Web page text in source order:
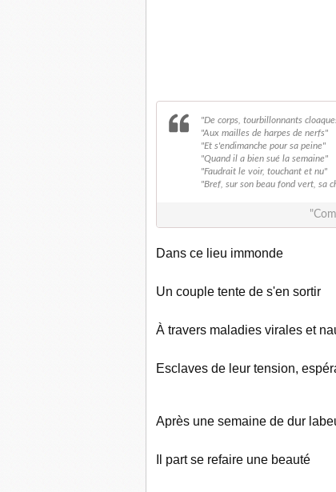
"De corps, tourbillonnants
"Aux mailles de harpes de nerfs"
"Et s'endimanche pour sa peine"
"Quand il a bien sué la semaine"
"Faudrait le voir, touchant et nu"
"Bref, sur son beau fond vert, sa
Dans
Un couple
À travers
Esclaves de leur tension,
Après une
Il part se